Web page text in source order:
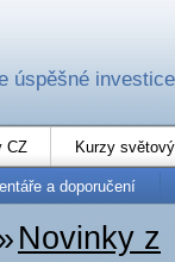
úspěšné investice
CZ Kurzy
a doporučení
Novinky z